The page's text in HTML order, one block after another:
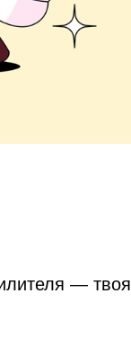
— твоя